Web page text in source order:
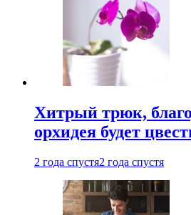
Хитрый трюк,
орхидея будет
2 года спустя2 года спустя